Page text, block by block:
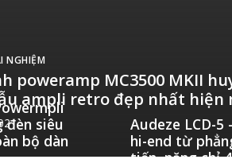
NGHIỆM
poweramp MC3500 MKII
ampli retro đẹp nhất hiện
đèn siêu
bộ dàn
Audeze LCD-5
hi-end từ
tiến, nặng chỉ